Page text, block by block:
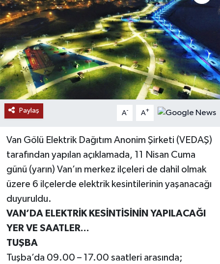
Paylaş A- A+
Van Gölü Elektrik Dağıtım Anonim Şirketi (VEDAŞ)
tarafından yapılan açıklamada, 11 Nisan Cuma
günü (yarın) Van’ın merkez ilçeleri de dahil olmak
üzere 6 ilçelerde elektrik kesintilerinin yaşanacağı
duyuruldu.
VAN’DA ELEKTRİK KESİNTİSİNİN YAPILACAĞI
YER VE SAATLER...
TUŞBA
Tuşba’da 09.00 – 17.00 saatleri arasında;